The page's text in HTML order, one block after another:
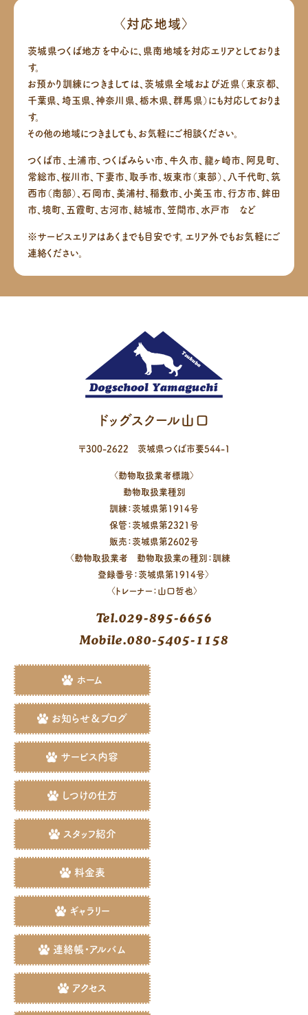
〈対応地域〉
茨城県つくば地方を中心に、県南地域を対応エリアとしておりま
す。
お預かり訓練につきましては、茨城県全域および近県（東京都、
千葉県、埼玉県、神奈川県、栃木県、群馬県）にも対応しておりま
す。
その他の地域につきましても、お気軽にご相談ください。
つくば市、土浦市、つくばみらい市、牛久市、龍ヶ崎市、阿見町、
常総市、桜川市、下妻市、取手市、坂東市（東部）、八千代町、筑
西市（南部）、石岡市、美浦村、稲敷市、小美玉市、行方市、鉾田
市、境町、五霞町、古河市、結城市、笠間市、水戸市 など
※サービスエリアはあくまでも目安です。エリア外でもお気軽にご
連絡ください。
ドッグスクール山口
〒300-2622 茨城県つくば市要544-1
〈動物取扱業者標識〉
動物取扱業種別
訓練：茨城県第1914号
保管：茨城県第2321号
販売：茨城県第2602号
〈動物取扱業者 動物取扱業の種別：訓練
登録番号：茨城県第1914号〉
〈トレーナー：山口哲也〉
Tel.029-895-6656
Mobile.080-5405-1158
ホーム
お知らせ＆ブログ
サービス内容
しつけの仕方
スタッフ紹介
料金表
ギャラリー
連絡帳・アルバム
アクセス